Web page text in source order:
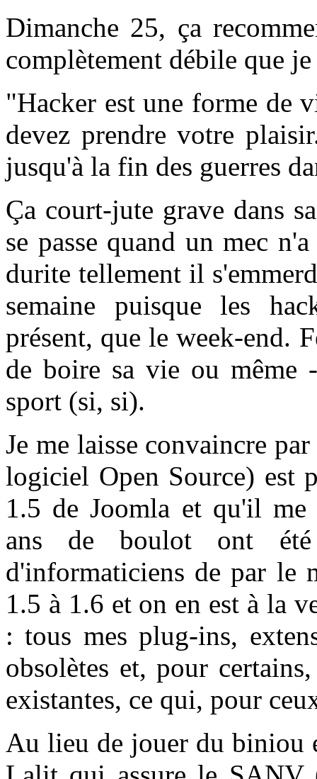
Dimanche 25, ça
complètement débile que
"Hacker est une forme de
devez prendre votre
jusqu'à la fin des guerres
Ça court-jute grave dans
se passe quand un mec
durite tellement il
semaine puisque les
présent, que le week-end.
de boire sa vie ou
sport (si, si).
Je me laisse convaincre
logiciel Open Source) est
1.5 de Joomla et qu'il me
ans de boulot ont été
d'informaticiens de par le
1.5 à 1.6 et on en est à la
: tous mes plug-ins,
obsolètes et, pour
existantes, ce qui, pour
Au lieu de jouer du biniou